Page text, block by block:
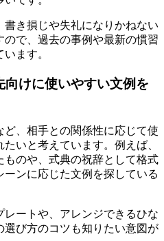
き損じや失礼になりかねない
で、過去の事例や最新の慣習
ます。
けに使いやすい文例を
、相手との関係性に応じて使
いと考えています。例えば、
のや、式典の祝辞として格式
ンに応じた文例を探している
ートや、アレンジできるひな
び方のコツも知りたい意図が